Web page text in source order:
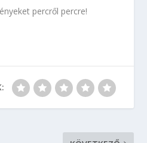
percről percre!